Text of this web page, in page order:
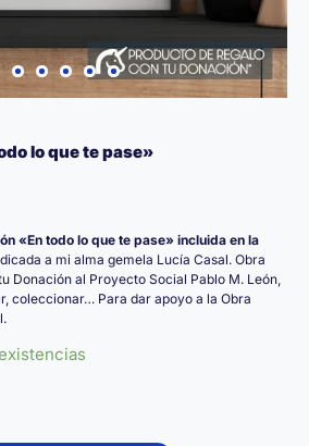
lo que te pase»
«En todo lo que te pase» incluida en la
a mi alma gemela Lucía Casal. Obra
Donación al Proyecto Social Pablo M. León,
coleccionar… Para dar apoyo a la Obra